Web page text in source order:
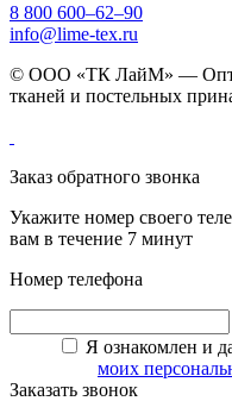
8 800 600–62–90
info@lime-tex.ru
© ООО «ТК ЛайМ» —
тканей и постельных
Заказ обратного звонка
Укажите номер своего
вам в течение 7 минут
Номер телефона
Я ознакомлен и
моих
Заказать звонок